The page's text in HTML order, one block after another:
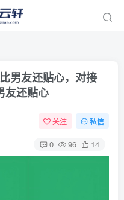
男友还贴心，对接
友还贴心
关注 私信
0 96 14